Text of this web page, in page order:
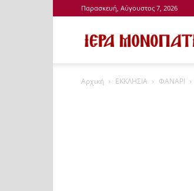
Παρασκευή, Αύγουστος 7, 2026
Αρχική ΕΚΚΛΗΣΙΑ ΦΑΝΑΡΙ